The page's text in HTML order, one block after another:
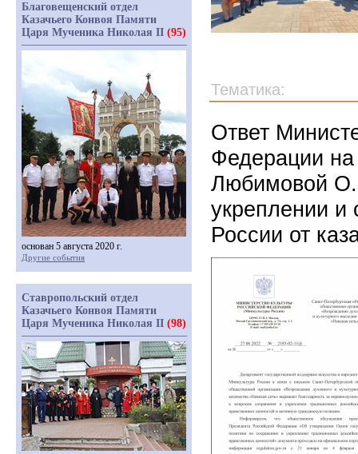
Тематика:
Ответ
Федерации на
Любимовой
укреплении и
России от
Благовещенский отдел
Казачьего Конвоя Памяти
Царя Мученика Николая II (95)
основан 5 августа 2020 г.
Другие события
Ставропольский отдел
Казачьего Конвоя Памяти
Царя Мученика Николая II (98)